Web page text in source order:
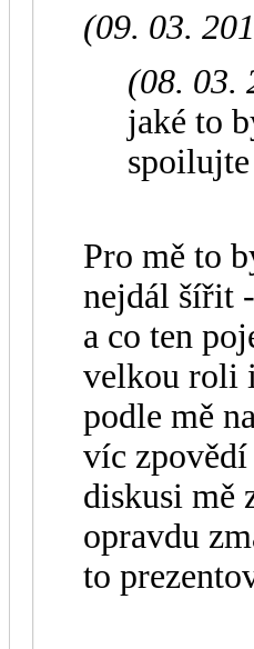
(09. 03.
(08. 03.
jaké to
spoilujte
Pro mě to
nejdál šířit
a co ten
velkou roli
podle mě
víc zpovědí
diskusi mě
opravdu
to